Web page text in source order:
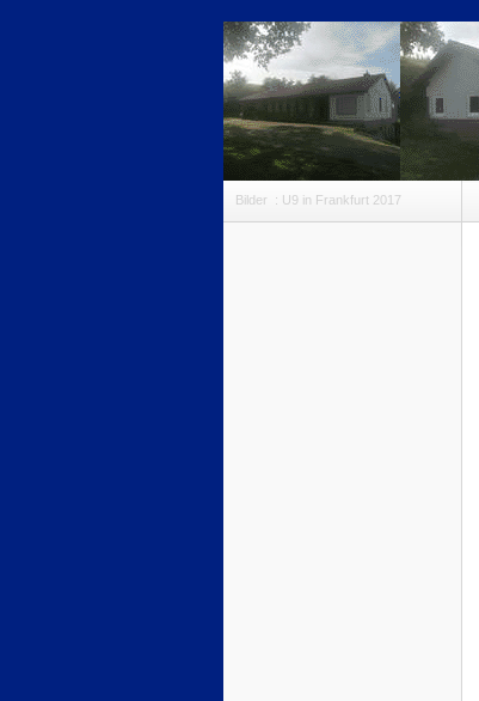
Bilder : U9 in Frankfurt 2017